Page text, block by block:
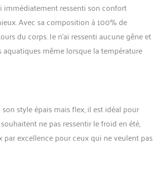
immédiatement ressenti son confort
Avec sa composition à 100% de
du corps. Je n’ai ressenti aucune gêne et
même lorsque la température
style épais mais flex, il est idéal pour
ne pas ressentir le froid en été,
excellence pour ceux qui ne veulent pas